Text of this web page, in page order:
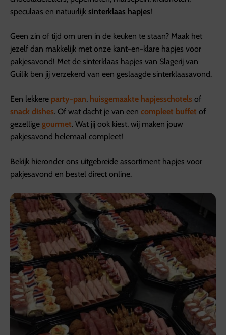
speculaas en natuurlijk sinterklaas hapjes!
Geen zin of tijd om uren in de keuken te staan? Maak het
jezelf dan makkelijk met onze kant-en-klare hapjes voor
pakjesavond! Met de sinterklaas hapjes van Slagerij van
Guilik ben jij verzekerd van een geslaagde sinterklaasavond.
Een lekkere party-pan, huisgemaakte hapjesschotels of
snack dishes. Of wat dacht je van een compleet buffet of
gezellige gourmet. Wat jij ook kiest, wij maken jouw
pakjesavond helemaal compleet!
Bekijk hieronder ons uitgebreide assortiment hapjes voor
pakjesavond en bestel direct online.